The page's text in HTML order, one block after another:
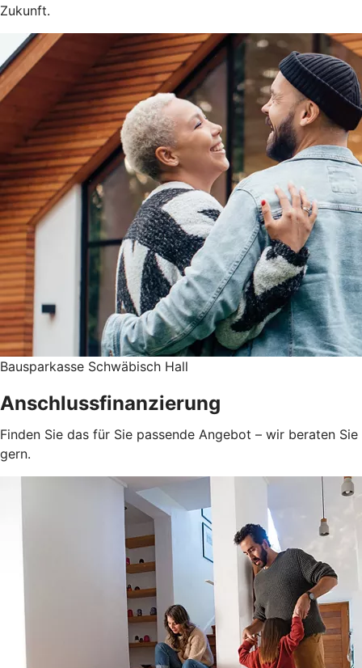
Zukunft.
Bausparkasse Schwäbisch Hall
Anschlussfinanzierung
Finden Sie das für Sie passende Angebot – wir beraten Sie
gern.